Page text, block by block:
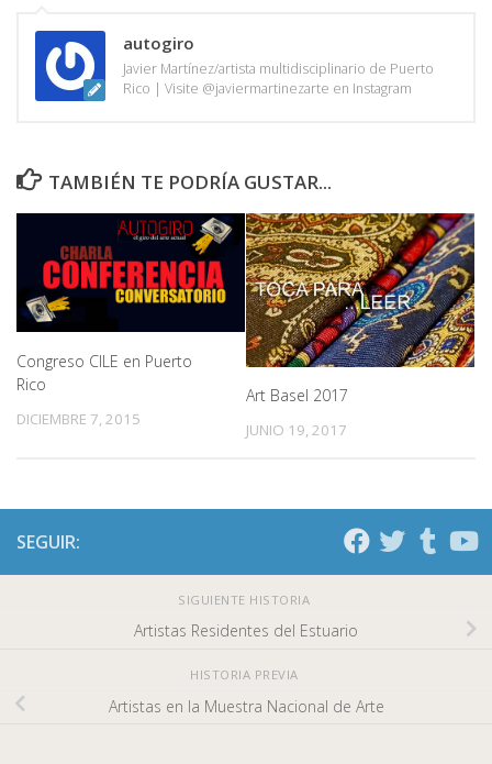
autogiro
Javier Martínez/artista multidisciplinario de Puerto
Rico | Visite @javiermartinezarte en Instagram
TAMBIÉN TE PODRÍA GUSTAR...
Congreso CILE en Puerto
Rico
DICIEMBRE 7, 2015
Art Basel 2017
JUNIO 19, 2017
SEGUIR:
SIGUIENTE HISTORIA
Artistas Residentes del Estuario
HISTORIA PREVIA
Artistas en la Muestra Nacional de Arte